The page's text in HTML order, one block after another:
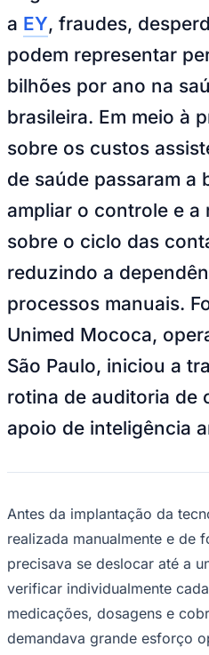
Juventude
Ceará
podem representar
bilhões por ano na
brasileira. Em meio à
sobre os custos
de saúde passaram a
ampliar o controle e a
sobre o ciclo das
reduzindo a
processos manuais.
Unimed Mococa,
São Paulo, iniciou a
rotina de auditoria de
apoio de inteligência
Antes da implantação da
precisava se deslocar até a
verificar individualmente
medicações, dosagens e
demandava grande esforço
capacidade analítica da
do volume de contas